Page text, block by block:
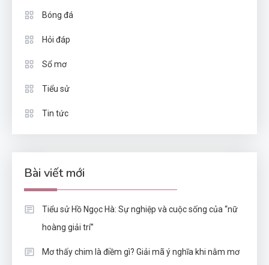
Bóng đá
Hỏi đáp
Sổ mơ
Tiểu sử
Tin tức
Bài viết mới
Tiểu sử Hồ Ngọc Hà: Sự nghiệp và cuộc sống của “nữ
hoàng giải trí”
Mơ thấy chim là điềm gì? Giải mã ý nghĩa khi nằm mơ